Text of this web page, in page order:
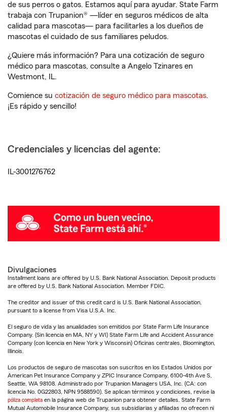
de sus perros o gatos. Estamos aquí para ayudar. State Farm
trabaja con Trupanion® —líder en seguros médicos de alta
calidad para mascotas— para facilitarles a los dueños de
mascotas el cuidado de sus familiares peludos.
¿Quiere más información? Para una cotización de seguro
médico para mascotas, consulte a Angelo Tzinares en
Westmont, IL.
Comience su cotización de seguro médico para mascotas.
¡Es rápido y sencillo!
Credenciales y licencias del agente:
IL-3001276762
Divulgaciones
Installment loans are offered by U.S. Bank National Association. Deposit products
are offered by U.S. Bank National Association. Member FDIC.
The creditor and issuer of this credit card is U.S. Bank National Association,
pursuant to a license from Visa U.S.A. Inc.
El seguro de vida y las anualidades son emitidos por State Farm Life Insurance
Company. (Sin licencia en MA, NY y WI) State Farm Life and Accident Assurance
Company (con licencia en New York y Wisconsin) Oficinas centrales, Bloomington,
Illinois.
Los productos de seguro de mascotas son suscritos en los Estados Unidos por
American Pet Insurance Company y ZPIC Insurance Company, 6100-4th Ave S,
Seattle, WA 98108. Administrado por Trupanion Managers USA, Inc. (CA: con
licencia No. 0G22803, NPN 9588590). Se aplican términos y condiciones, revise la
póliza completa en la página web de Trupanion para obtener detalles. State Farm
Mutual Automobile Insurance Company, sus subsidiarias y afiliadas no ofrecen ni